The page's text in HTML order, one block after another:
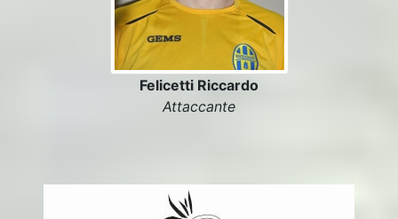
Felicetti Riccardo
Attaccante